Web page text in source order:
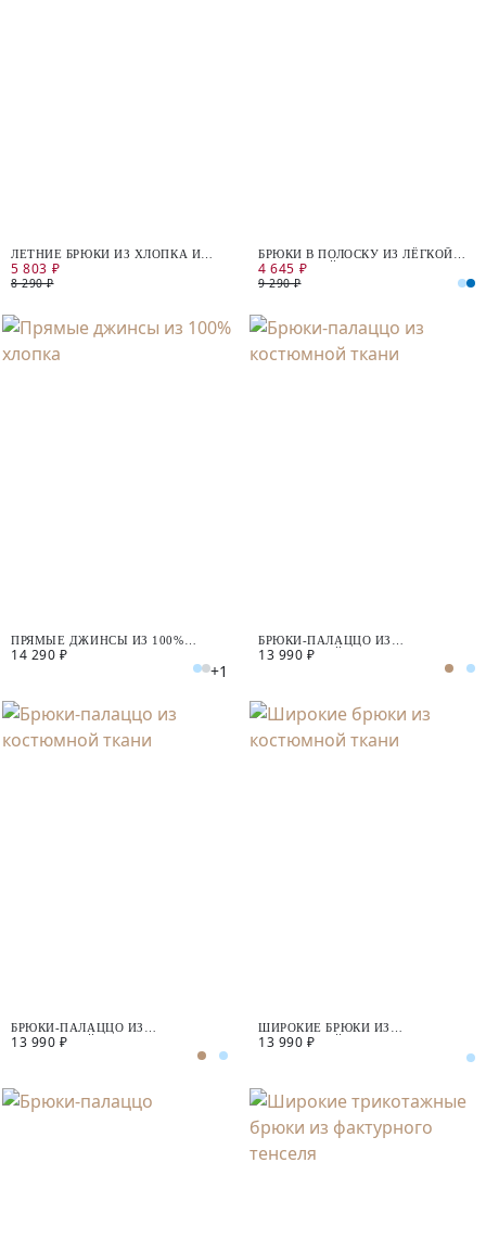
ЛЕТНИЕ БРЮКИ ИЗ ХЛОПКА И
ЛЬНА
5 803 ₽
8 290 ₽
БРЮКИ В ПОЛОСКУ ИЗ ЛЁГКОЙ
ХЛОПКОВОЙ ТКАНИ
4 645 ₽
9 290 ₽
ПРЯМЫЕ ДЖИНСЫ ИЗ 100%
ХЛОПКА
14 290 ₽
+1
БРЮКИ-ПАЛАЦЦО ИЗ
КОСТЮМНОЙ ТКАНИ
13 990 ₽
БРЮКИ-ПАЛАЦЦО ИЗ
КОСТЮМНОЙ ТКАНИ
13 990 ₽
ШИРОКИЕ БРЮКИ ИЗ
КОСТЮМНОЙ ТКАНИ
13 990 ₽